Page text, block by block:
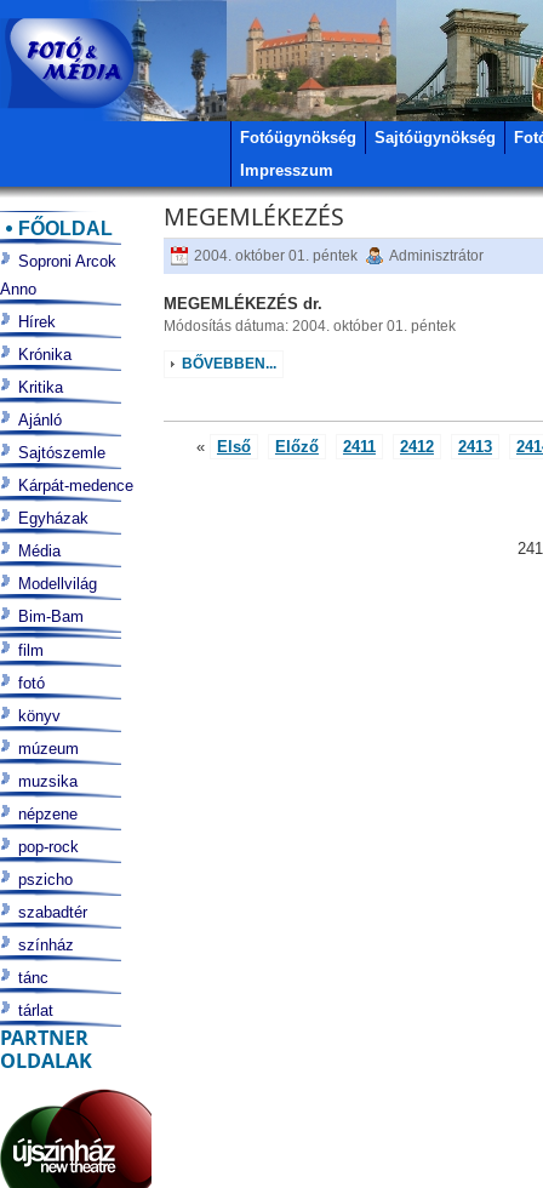
Fotóügynökség Sajtóügynökség
Impresszum
MEGEMLÉKEZÉS
2004. október 01. péntek Adminisztrátor
MEGEMLÉKEZÉS dr.
Módosítás dátuma: 2004. október 01. péntek
BŐVEBBEN...
« Első Előző 2411 2412 2413
FŐOLDAL
Soproni Arcok
Anno
Hírek
Krónika
Kritika
Ajánló
Sajtószemle
Kárpát-medence
Egyházak
Média
Modellvilág
Bim-Bam
film
fotó
könyv
múzeum
muzsika
népzene
pop-rock
pszicho
szabadtér
színház
tánc
tárlat
PARTNER
OLDALAK